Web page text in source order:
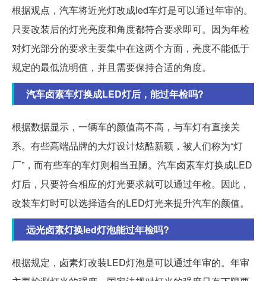
根据观点，汽车将近光灯改成led车灯是可以通过年审的。
只要改装后的灯光亮度和角度都符合要求即可。因为年检
对灯光部分的要求主要集中在这两个方面，亮度不能低于
规定的最低流明值，并且需要保持合适的角度。
汽车卤素车灯换成LED灯后，能过年检吗?
根据数据显示，一辆车的颜值高不高，与车灯有直接关
系。有些高端品牌的大灯设计炫酷新颖，被人们称为“灯
厂”，而有些车的车灯则相当丑陋。汽车卤素车灯换成LED
灯后，只要符合相应的灯光要求就可以通过年检。因此，
改装车灯时可以选择适合的LED灯光来提升汽车的颜值。
远光卤素灯换led灯泡能过年检吗?
根据规定，卤素灯改装LED灯泡是可以通过年审的。年审